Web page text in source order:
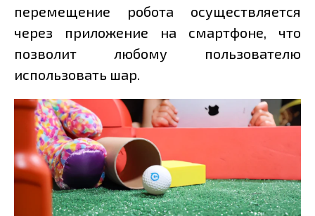
перемещение робота осуществляется
через приложение на смартфоне, что
позволит любому пользователю
использовать шар.